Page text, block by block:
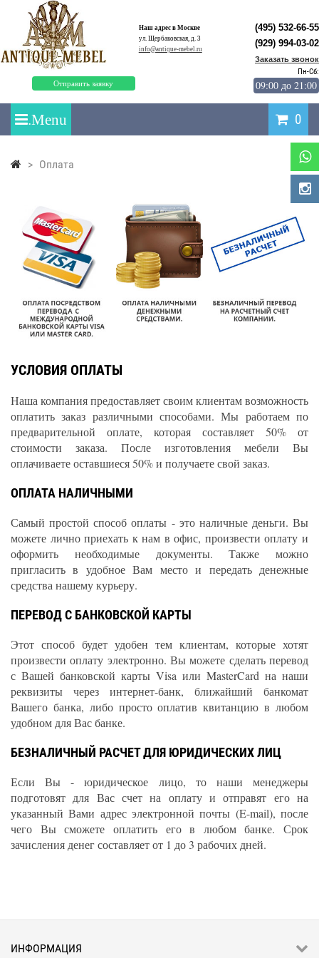
Наш адрес в Москве
ул. Щербаковская, д. 3
info@antique-mebel.ru
Отправить заявку
(495) 532-66-55
(929) 994-03-02
Заказать звонок
Пн-Сб:
09:00 до 21:00
0
> Оплата
УСЛОВИЯ ОПЛАТЫ
Наша компания предоставляет своим клиентам возможность
оплатить заказ различными способами. Мы работаем по
предварительной оплате, которая составляет 50% от
стоимости заказа. После изготовления мебели Вы
оплачиваете оставшиеся 50% и получаете свой заказ.
ОПЛАТА НАЛИЧНЫМИ
Самый простой способ оплаты - это наличные деньги. Вы
можете лично приехать к нам в офис, произвести оплату и
оформить необходимые документы. Также можно
пригласить в удобное Вам место и передать денежные
средства нашему курьеру.
ПЕРЕВОД С БАНКОВСКОЙ КАРТЫ
Этот способ будет удобен тем клиентам, которые хотят
произвести оплату электронно. Вы можете сделать перевод
с Вашей банковской карты Visa или MasterCard на наши
реквизиты через интернет-банк, ближайший банкомат
Вашего банка, либо просто оплатив квитанцию в любом
удобном для Вас банке.
БЕЗНАЛИЧНЫЙ РАСЧЕТ ДЛЯ ЮРИДИЧЕСКИХ ЛИЦ
Если Вы - юридическое лицо, то наши менеджеры
подготовят для Вас счет на оплату и отправят его на
указанный Вами адрес электронной почты (E-mail), после
чего Вы сможете оплатить его в любом банке. Срок
зачисления денег составляет от 1 до 3 рабочих дней.
ИНФОРМАЦИЯ